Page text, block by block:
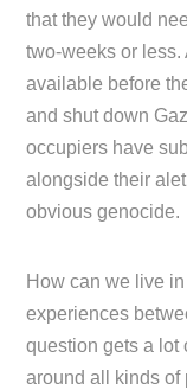
that they would
two-weeks or
available before
and shut down
occupiers have
alongside their
obvious genocide.
How can we live
experiences
question gets a lot
around all kinds of